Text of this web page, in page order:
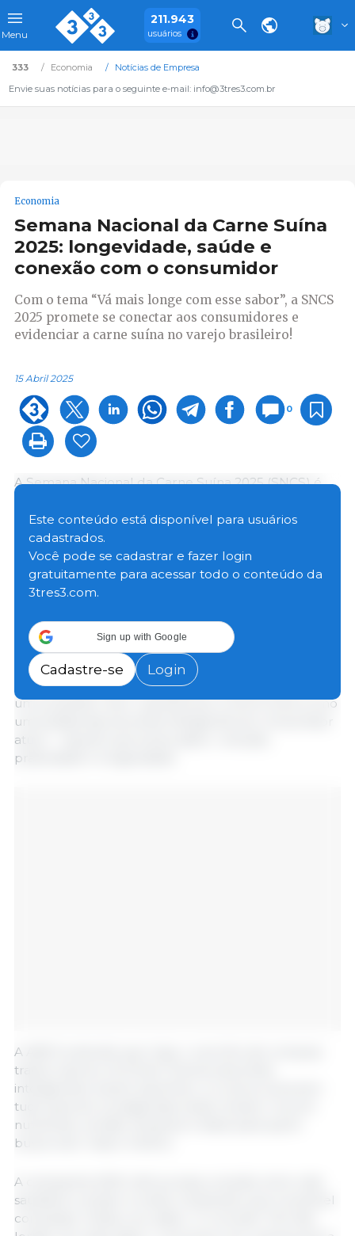
Menu
211.943
usuários
333 Economia
Notícias de Empresa
Envie suas notícias para o seguinte e-mail: info@3tres3.com.br
Economia
Semana Nacional da Carne Suína
2025: longevidade, saúde e
conexão com o consumidor
Com o tema “Vá mais longe com esse sabor”, a SNCS
2025 promete se conectar aos consumidores e
evidenciar a carne suína no varejo brasileiro!
15 Abril 2025
0
A Semana Nacional da Carne Suína 2025 (SNCS) é
mais estratégica ação de proteína animal no varejo
brasileiro. De 3 a 17 de junho, a carne suína será
protagonista nas principais redes do país,
conectando-se ao consumidor moderno por meio
de uma abordagem inovadora, saudável e
Mais do que uma campanha promocional, a SNCS é
um movimento único no agro e no varejo nacional,
que une produtores, varejistas e especialistas com
um propósito claro: reposicionar a carne suína como
uma aliada das escolhas inteligentes do consumidor
atual — aquele que busca sabor, nutrição,
praticidade e longevidade.
A ABCS entende que, hoje, o carrinho de compras
traduz valores. As Smart Choices (escolhas
inteligentes) vieram para ficar, e a carne suína tem
tudo para ser protagonista nesse cenário: rica em
nutrientes, versátil, acessível e ideal para quem
busca viver mais e melhor.
A campanha 2025 reforça essa conexão entre vida
saudável e prazer à mesa, mostrando que é possível
conquistar metas com sabor. O conceito “Vá mais
Este conteúdo está disponível para usuários
cadastrados.
Você pode se cadastrar e fazer login
gratuitamente para acessar todo o conteúdo da
3tres3.com.
Sign up with Google
Cadastre-se Login